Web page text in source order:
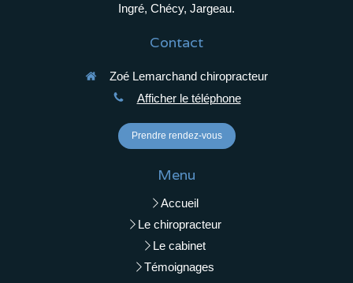
Ingré, Chécy, Jargeau.
Contact
Zoé Lemarchand chiropracteur
Afficher le téléphone
Prendre rendez-vous
Menu
Accueil
Le chiropracteur
Le cabinet
Témoignages